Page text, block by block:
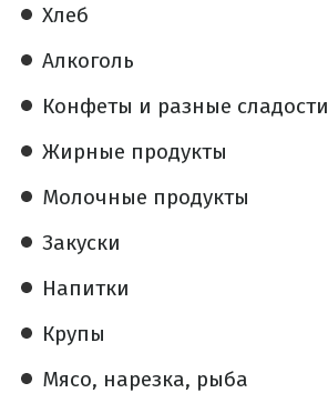
Хлеб
Алкоголь
Конфеты и разные сладости
Жирные продукты
Молочные продукты
Закуски
Напитки
Крупы
Мясо, нарезка, рыба